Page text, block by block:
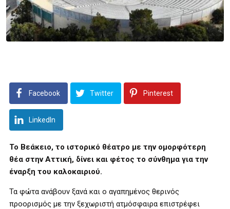
Facebook Twitter Pinterest
LinkedIn
Το Βεάκειο, το ιστορικό θέατρο με την ομορφότερη
θέα στην Αττική, δίνει και φέτος το σύνθημα για την
έναρξη του καλοκαιριού.
Τα φώτα ανάβουν ξανά και ο αγαπημένος θερινός
προορισμός με την ξεχωριστή ατμόσφαιρα επιστρέφει